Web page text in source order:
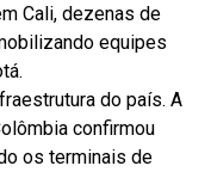
Cali, dezenas de
equipes
do país. A
confirmou
os terminais de